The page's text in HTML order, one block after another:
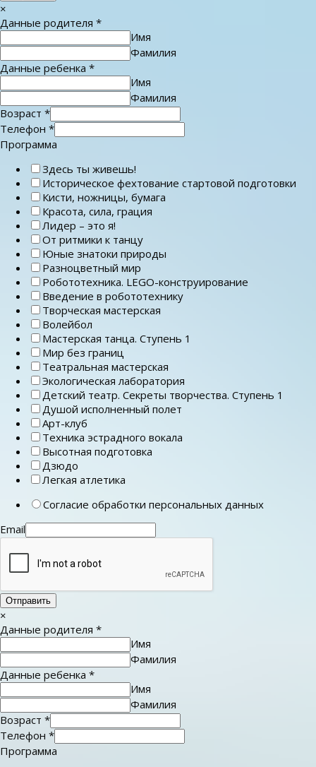
×
Данные родителя *
Имя
Фамилия
Данные ребенка *
Имя
Фамилия
Возраст *
Телефон *
Программа
Здесь ты живешь!
Историческое фехтование стартовой подготовки
Кисти, ножницы, бумага
Красота, сила, грация
Лидер – это я!
От ритмики к танцу
Юные знатоки природы
Разноцветный мир
Робототехника. LEGO-конструирование
Введение в робототехнику
Творческая мастерская
Волейбол
Мастерская танца. Ступень 1
Мир без границ
Театральная мастерская
Экологическая лаборатория
Детский театр. Секреты творчества. Ступень 1
Душой исполненный полет
Арт-клуб
Техника эстрадного вокала
Высотная подготовка
Дзюдо
Легкая атлетика
Согласие обработки персональных данных
Email
Отправить
×
Данные родителя *
Имя
Фамилия
Данные ребенка *
Имя
Фамилия
Возраст *
Телефон *
Программа